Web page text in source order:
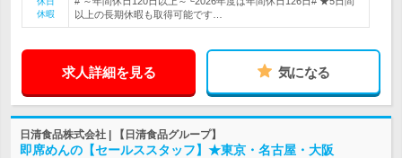
休暇
以上の長期休暇も取得可能です…
求人詳細を見る 気になる
日清食品株式会社 | 【日清食品グループ】
即席めんの【セールススタッフ】★東京・名古屋・大阪